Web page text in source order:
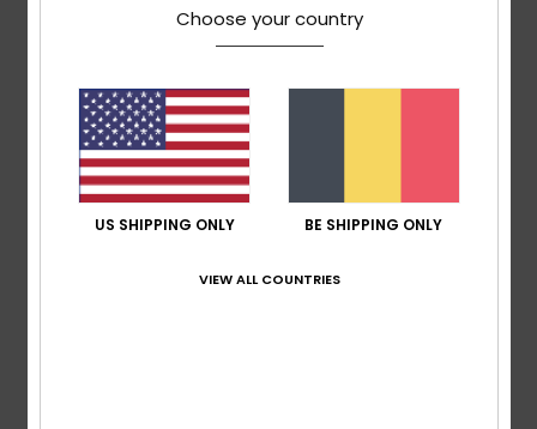
29. januari
Geverifieerde
: Groot
Ik raad dit product aan
5 /5
Choose your country
US SHIPPING ONLY BE SHIPPING ONLY
VIEW ALL COUNTRIES